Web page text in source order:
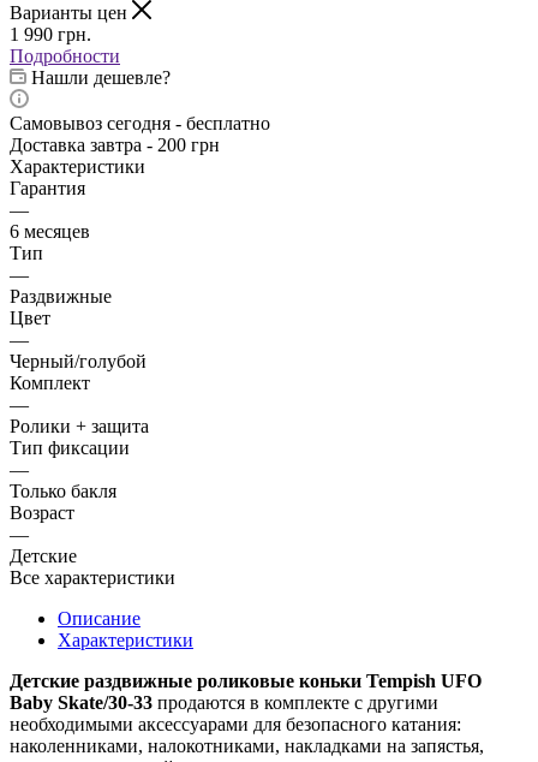
Варианты цен
1 990 грн.
Подробности
Нашли дешевле?
Самовывоз сегодня - бесплатно
Доставка завтра - 200 грн
Характеристики
Гарантия
—
6 месяцев
Тип
—
Раздвижные
Цвет
—
Черный/голубой
Комплект
—
Ролики + защита
Тип фиксации
—
Только бакля
Возраст
—
Детские
Все характеристики
Описание
Характеристики
Детские раздвижные роликовые коньки Tempish UFO
Baby Skate/30-33 продаются в комплекте с другими
необходимыми аксессуарами для безопасного катания:
наколенниками, налокотниками, накладками на запястья,